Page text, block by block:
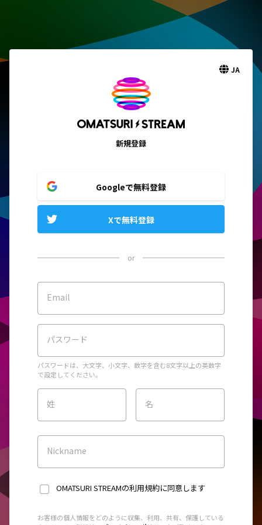
JA
新規登録
Googleで無料登録
Xで無料登録
or
Email
パスワード
パスワードは、大文字、小文字、数字を含む8文字以上の英数字
で設定してください。
姓 名
Nickname
OMATSURI STREAMの利用規約に同意します
お客様の個人情報をどのように収集、利用、共有、保護している